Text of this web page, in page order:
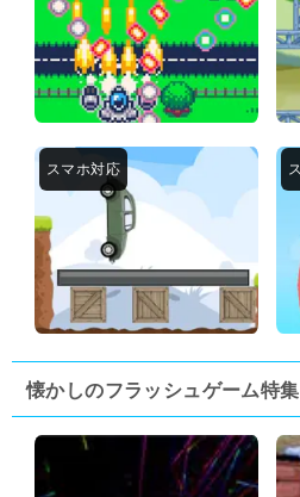
懐かしのフラッシュゲーム特集